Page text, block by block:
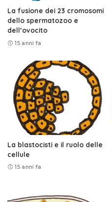
La fusione dei 23 cromosomi
dello spermatozoo e
dell’ovocito
15 anni fa
La blastocisti e il ruolo delle
cellule
15 anni fa